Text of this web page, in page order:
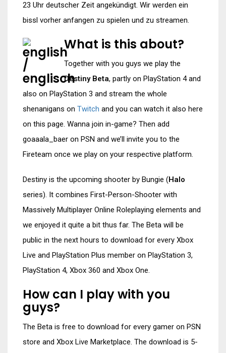
23 Uhr deutscher Zeit angekündigt. Wir werden ein
bissl vorher anfangen zu spielen und zu streamen.
What is this about?
Together with you guys we play the
Destiny Beta, partly on PlayStation 4 and
also on PlayStation 3 and stream the whole
shenanigans on Twitch and you can watch it also here
on this page. Wanna join in-game? Then add
goaaala_baer on PSN and we’ll invite you to the
Fireteam once we play on your respective platform.
Destiny is the upcoming shooter by Bungie (Halo
series). It combines First-Person-Shooter with
Massively Multiplayer Online Roleplaying elements and
we enjoyed it quite a bit thus far. The Beta will be
public in the next hours to download for every Xbox
Live and PlayStation Plus member on PlayStation 3,
PlayStation 4, Xbox 360 and Xbox One.
How can I play with you
guys?
The Beta is free to download for every gamer on PSN
store and Xbox Live Marketplace. The download is 5-